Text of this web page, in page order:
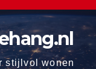
stijlvol wonen